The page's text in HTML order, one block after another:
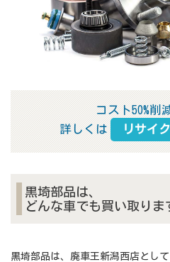
コスト50%削
詳しくは
リサイ
黒埼部品は、
どんな車でも買い取りま
黒埼部品は、廃車王新潟西店として